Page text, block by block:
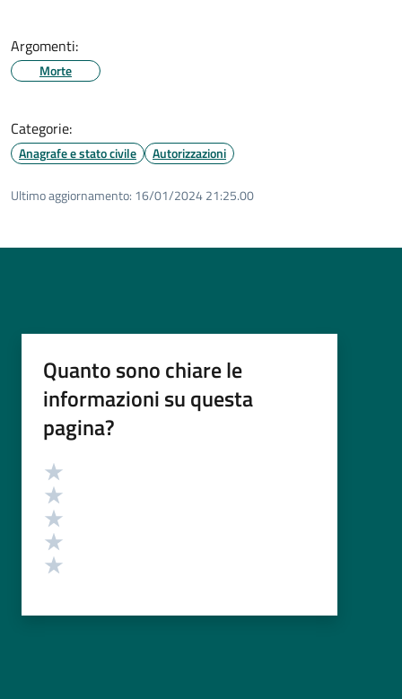
Argomenti:
Morte
Categorie:
Anagrafe e stato civile Autorizzazioni
Ultimo aggiornamento: 16/01/2024 21:25.00
Quanto sono chiare le
informazioni su questa
pagina?
Valutazione